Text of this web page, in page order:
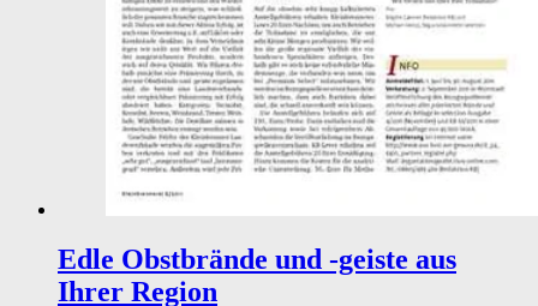
Edle Obstbrände und -geiste aus
Ihrer Region